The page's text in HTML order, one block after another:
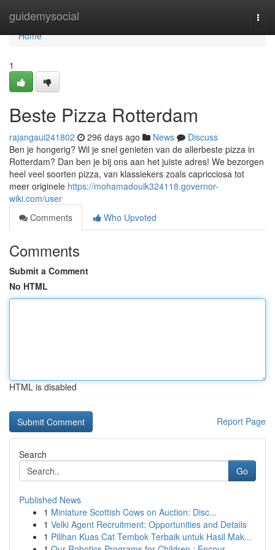
guidemysocial
Home
Home
1
Beste Pizza Rotterdam
rajangaui241802 296 days ago News
Discuss
Ben je hongerig? Wil je snel genieten van de allerbeste pizza in
Rotterdam? Dan ben je bij ons aan het juiste adres! We bezorgen
heel veel soorten pizza, van klassiekers zoals capricciosa tot
meer originele https://mohamadouik324118.governor-
wiki.com/user
Comments
Who Upvoted
Comments
Submit a Comment
No HTML
HTML is disabled
Report Page
Search
Go
Published News
1 Miniature Scottish Cows on Auction: Disc...
1 Velki Agent Recruitment: Opportunities and Details
1 Pilihan Kuas Cat Tembok Terbaik untuk Hasil Mak...